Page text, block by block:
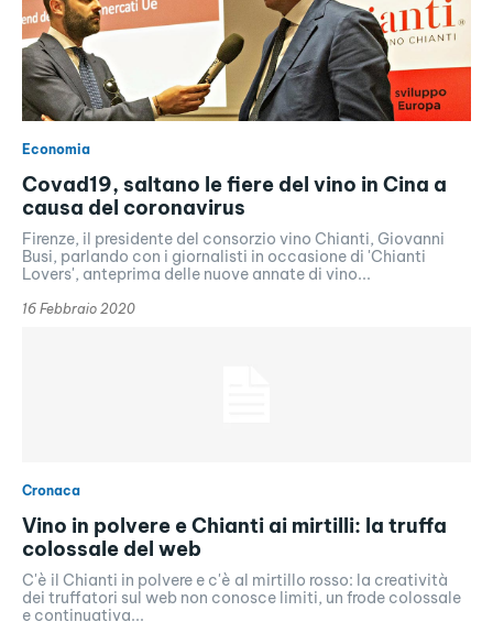
Economia
Covad19, saltano le fiere del vino in Cina a
causa del coronavirus
Firenze, il presidente del consorzio vino Chianti, Giovanni
Busi, parlando con i giornalisti in occasione di 'Chianti
Lovers', anteprima delle nuove annate di vino...
16 Febbraio 2020
Cronaca
Vino in polvere e Chianti ai mirtilli: la truffa
colossale del web
C'è il Chianti in polvere e c'è al mirtillo rosso: la creatività
dei truffatori sul web non conosce limiti, un frode colossale
e continuativa...